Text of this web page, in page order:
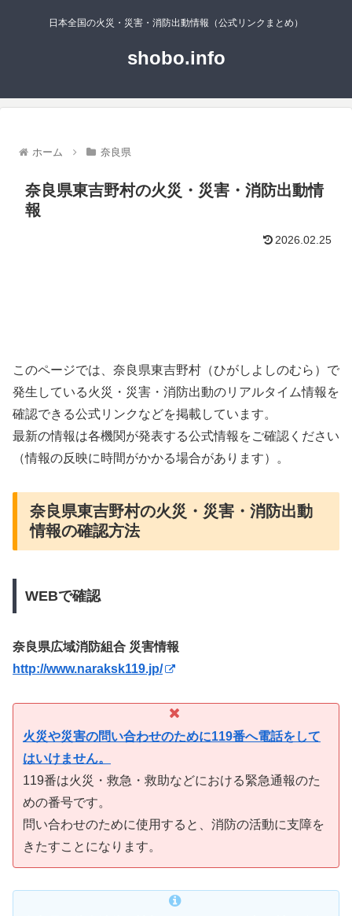
日本全国の火災・災害・消防出動情報（公式リンクまとめ）
shobo.info
ホーム 奈良県
奈良県東吉野村の火災・災害・消防出動情
報
2026.02.25
このページでは、奈良県東吉野村（ひがしよしのむら）で
発生している火災・災害・消防出動のリアルタイム情報を
確認できる公式リンクなどを掲載しています。
最新の情報は各機関が発表する公式情報をご確認ください
（情報の反映に時間がかかる場合があります）。
奈良県東吉野村の火災・災害・消防出動
情報の確認方法
WEBで確認
奈良県広域消防組合 災害情報
http://www.naraksk119.jp/
火災や災害の問い合わせのために119番へ電話をして
はいけません。
119番は火災・救急・救助などにおける緊急通報のた
めの番号です。
問い合わせのために使用すると、消防の活動に支障を
きたすことになります。